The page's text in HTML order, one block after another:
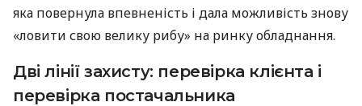
яка повернула впевненість і дала можливість знову
«ловити свою велику рибу» на ринку обладнання.
Дві лінії захисту: перевірка клієнта і
перевірка постачальника